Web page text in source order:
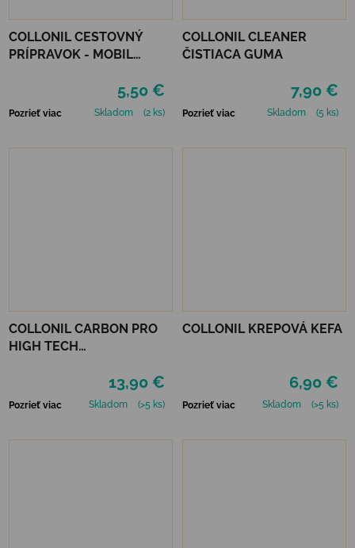
COLLONIL CESTOVNÝ
PRÍPRAVOK - MOBIL
5,50 €
Pozrieť viac Skladom (2 ks)
COLLONIL CLEANER
ČISTIACA GUMA
7,90 €
Pozrieť viac Skladom (5 ks)
COLLONIL CARBON PRO
HIGH TECH
13,90 €
Pozrieť viac Skladom (>5 ks)
COLLONIL KREPOVÁ KEFA
6,90 €
Pozrieť viac Skladom (>5 ks)